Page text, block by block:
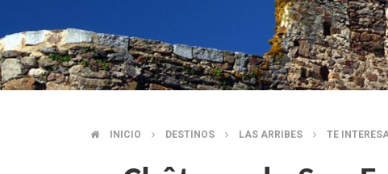
BREADCRUMB
INICIO DESTINOS LAS ARRIBES TE